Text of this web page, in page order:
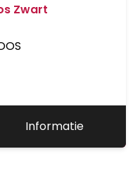
Zwart
Informatie